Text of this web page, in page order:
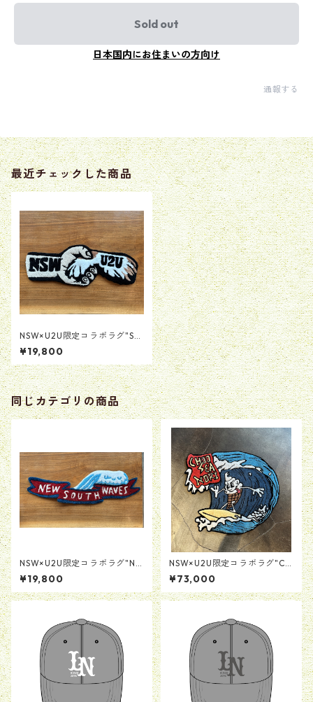
Sold out
日本国内にお住まいの方向け
通報する
最近チェックした商品
NSW×U2U限定コラボラグ"Sh
ake Vibes"
¥19,800
同じカテゴリの商品
NSW×U2U限定コラボラグ"NS
W Flag Logo"
¥19,800
NSW×U2U限定コラボラグ"Ch
oo Sea Nori"
¥73,000